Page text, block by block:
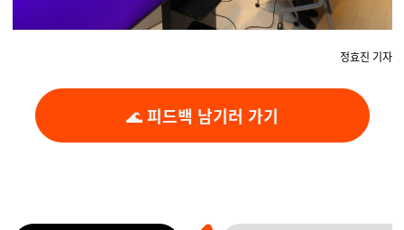
정효진 기자
🌊피드백 남기러 가기